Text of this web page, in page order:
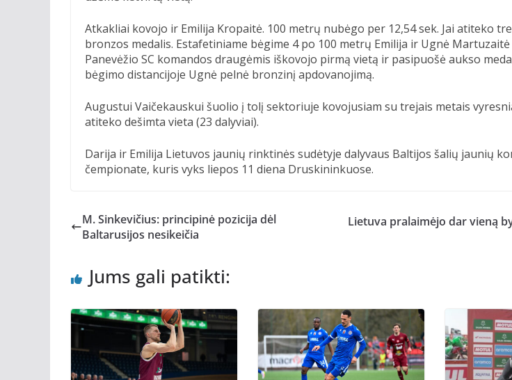
Atkakliai kovojo ir Emilija Kropaitė. 100 metrų nubėgo per 12,54 sek. Jai atiteko
bronzos medalis. Estafetiniame bėgime 4 po 100 metrų Emilija ir Ugnė
Panevėžio SC komandos draugėmis iškovojo pirmą vietą ir pasipuošė aukso
bėgimo distancijoje Ugnė pelnė bronzinį apdovanojimą.
Augustui Vaičekauskui šuolio į tolį sektoriuje kovojusiam su trejais metais
atiteko dešimta vieta (23 dalyviai).
Darija ir Emilija Lietuvos jaunių rinktinės sudėtyje dalyvaus Baltijos šalių jaunių
čempionate, kuris vyks liepos 11 diena Druskininkuose.
M. Sinkevičius: principinė pozicija dėl
Baltarusijos nesikeičia
Lietuva pralaimėjo dar vieną
Jums gali patikti: